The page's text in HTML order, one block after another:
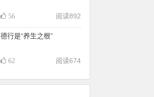
阅读892
56
德行是“养生之根”
阅读674
62